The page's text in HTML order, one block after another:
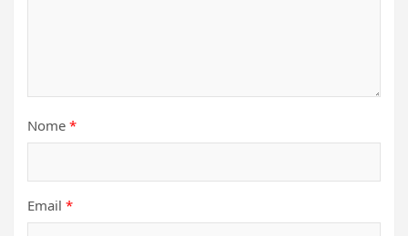
Nome *
Email *